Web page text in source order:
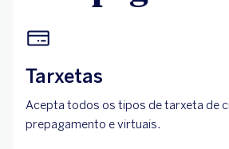
Tarxetas
Acepta todos os tipos de tarxeta de
prepagamento e virtuais.